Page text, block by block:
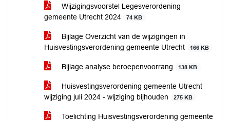
Wijzigingsvoorstel Legesverordening
gemeente Utrecht 2024
74 KB
Bijlage Overzicht van de wijzigingen in
Huisvestingsverordening gemeente Utrecht
166 KB
Bijlage analyse beroepenvoorrang 138 KB
Huisvestingsverordening gemeente Utrecht
wijziging juli 2024 - wijziging bijhouden
275 KB
Toelichting Huisvestingsverordening gemeente